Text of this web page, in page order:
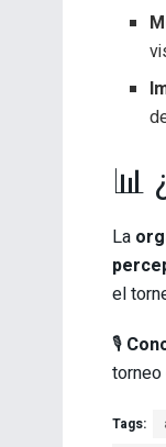
📊
La
el
🎙️
Tags: